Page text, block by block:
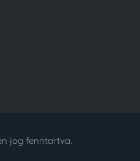
jog fenntartva.